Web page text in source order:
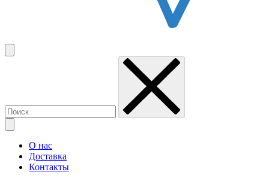
О нас
Доставка
Контакты